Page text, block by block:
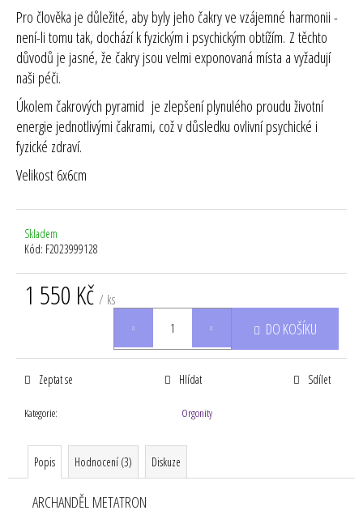
Pro člověka je důležité, aby byly jeho čakry ve vzájemné harmonii -
není-li tomu tak, dochází k fyzickým i psychickým obtížím. Z těchto
důvodů je jasné, že čakry jsou velmi exponovaná místa a vyžadují
naši péči.
Úkolem čakrových pyramid je zlepšení plynulého proudu životní
energie jednotlivými čakrami, což v důsledku ovlivní psychické i
fyzické zdraví.
Velikost 6x6cm
Skladem
Kód: F2023999128
1 550 Kč / ks
DO KOŠÍKU
Kategorie: Orgonity
Zeptat se Hlídat Sdílet
Popis Hodnocení (3) Diskuze
ARCHANDĚL METATRON